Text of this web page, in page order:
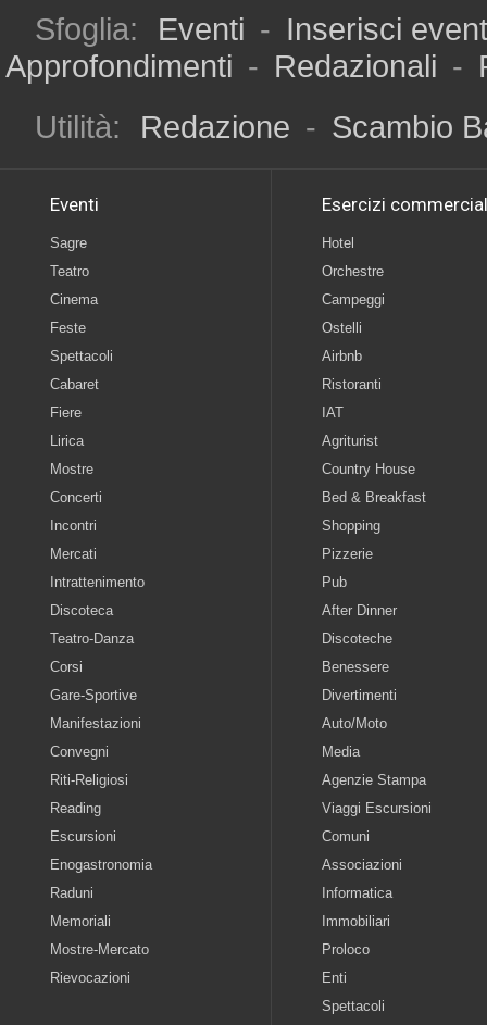
Sfoglia: Eventi - Inserisci
Approfondimenti - Redazionali -
Utilità:
Redazione - Scambio
Eventi
Sagre
Teatro
Cinema
Feste
Spettacoli
Cabaret
Fiere
Lirica
Mostre
Concerti
Incontri
Mercati
Intrattenimento
Discoteca
Teatro-Danza
Corsi
Gare-Sportive
Manifestazioni
Convegni
Riti-Religiosi
Reading
Escursioni
Enogastronomia
Raduni
Memoriali
Mostre-Mercato
Rievocazioni
Esercizi
Hotel
Orchestre
Campeggi
Ostelli
Airbnb
Ristoranti
IAT
Agriturist
Country House
Bed & Breakfast
Shopping
Pizzerie
Pub
After Dinner
Discoteche
Benessere
Divertimenti
Auto/Moto
Media
Agenzie Stampa
Viaggi Escursioni
Comuni
Associazioni
Informatica
Immobiliari
Proloco
Enti
Spettacoli